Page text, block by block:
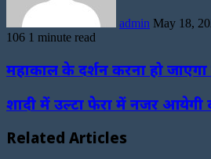
admin May 18,
106 1 minute read
महाकाल के दर्शन करना हो
शादी में उल्टा फेरा में नजर आयेगी
Related Articles